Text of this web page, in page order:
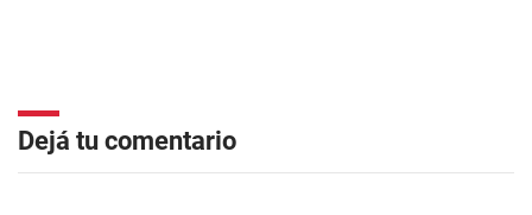
Dejá tu comentario